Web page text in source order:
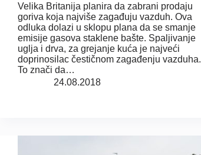
Velika Britanija planira da zabrani prodaju
goriva koja najviše zagađuju vazduh. Ova
odluka dolazi u sklopu plana da se smanje
emisije gasova staklene bašte. Spaljivanje
uglja i drva, za grejanje kuća je najveći
doprinosilac čestičnom zagađenju vazduha.
To znači da…
24.08.2018